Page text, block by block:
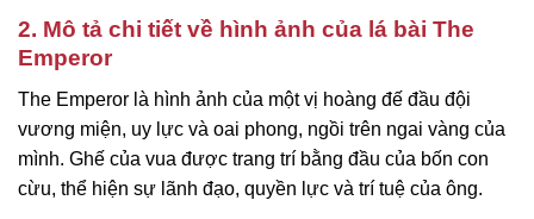
2. Mô tả chi tiết về hình ảnh của lá bài The
Emperor
The Emperor là hình ảnh của một vị hoàng đế đầu đội
vương miện, uy lực và oai phong, ngồi trên ngai vàng của
mình. Ghế của vua được trang trí bằng đầu của bốn con
cừu, thể hiện sự lãnh đạo, quyền lực và trí tuệ của ông.